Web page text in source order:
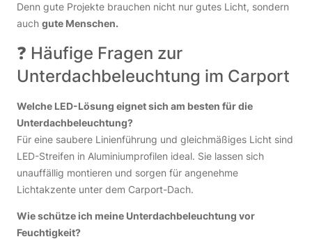
Denn gute Projekte brauchen nicht nur gutes Licht, sondern
auch gute Menschen.
❓ Häufige Fragen zur
Unterdachbeleuchtung im Carport
Welche LED-Lösung eignet sich am besten für die
Unterdachbeleuchtung?
Für eine saubere Linienführung und gleichmäßiges Licht sind
LED-Streifen in Aluminiumprofilen ideal. Sie lassen sich
unauffällig montieren und sorgen für angenehme
Lichtakzente unter dem Carport-Dach.
Wie schütze ich meine Unterdachbeleuchtung vor
Feuchtigkeit?